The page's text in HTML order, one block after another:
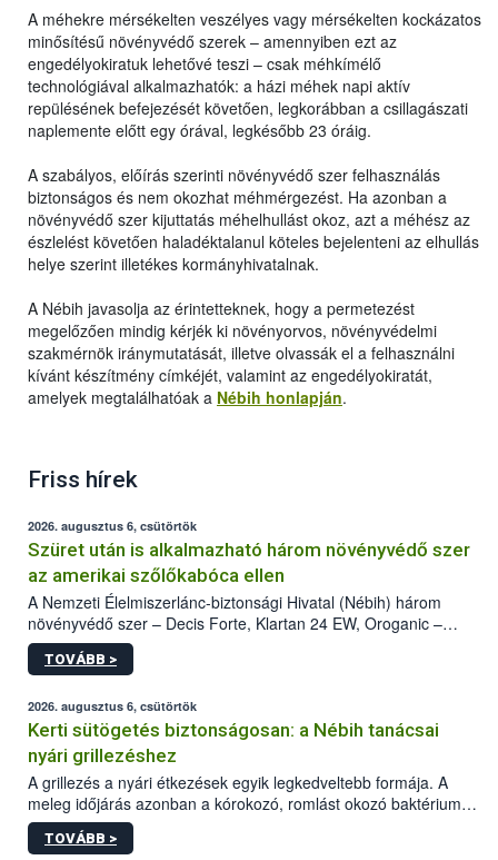
A méhekre mérsékelten veszélyes vagy mérsékelten kockázatos
minősítésű növényvédő szerek – amennyiben ezt az
engedélyokiratuk lehetővé teszi – csak méhkímélő
technológiával alkalmazhatók: a házi méhek napi aktív
repülésének befejezését követően, legkorábban a csillagászati
naplemente előtt egy órával, legkésőbb 23 óráig.
A szabályos, előírás szerinti növényvédő szer felhasználás
biztonságos és nem okozhat méhmérgezést. Ha azonban a
növényvédő szer kijuttatás méhelhullást okoz, azt a méhész az
észlelést követően haladéktalanul köteles bejelenteni az elhullás
helye szerint illetékes kormányhivatalnak.
A Nébih javasolja az érintetteknek, hogy a permetezést
megelőzően mindig kérjék ki növényorvos, növényvédelmi
szakmérnök iránymutatását, illetve olvassák el a felhasználni
kívánt készítmény címkéjét, valamint az engedélyokiratát,
amelyek megtalálhatóak a Nébih honlapján.
Friss hírek
2026. augusztus 6, csütörtök
Szüret után is alkalmazható három növényvédő szer
az amerikai szőlőkabóca ellen
A Nemzeti Élelmiszerlánc-biztonsági Hivatal (Nébih) három
növényvédő szer – Decis Forte, Klartan 24 EW, Oroganic –
engedélyokiratát módosította, így azok a szüretet követően,
egészen a vesszőérettség (BBCH 91) stádiumáig
érésű szőlőkben is legyen lehetőség a károsító elleni további
védekezésre. Az Oroganic készítmény kis kiszerelésben kiskerti
felhasználók számára is elérhető és ökológiai termesztésben is
engedélyezett.
TOVÁBB >
2026. augusztus 6, csütörtök
Kerti sütögetés biztonságosan: a Nébih tanácsai
nyári grillezéshez
A grillezés a nyári étkezések egyik legkedveltebb formája. A
meleg időjárás azonban a kórokozó, romlást okozó baktériumok
gyorsabb szaporodásának is kedvez. A szabadtéri sütögetés
ezért nem csupán a megfelelő sütési technikáról szól: legalább
TOVÁBB >